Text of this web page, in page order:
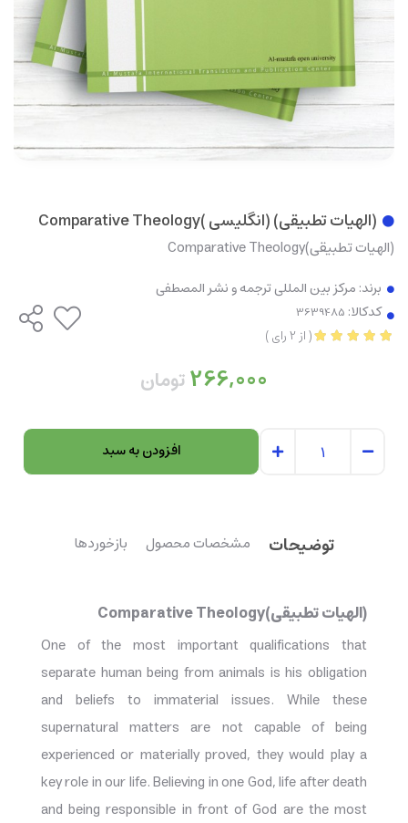
(الهیات تطبیقی) (انگليسی )Comparative Theology
(الهیات تطبیقی)Comparative Theology
برند: مرکز بین المللی ترجمه و نشر المصطفی
کدکالا:
(از2رای)
266,000تومان
افزودن به سبد
توضیحات مشخصات محصول بازخوردها
(الهیات تطبیقی)Comparative Theology
One of the most important qualifications that
separate human being from animals is his obligation
and beliefs to immaterial issues. While these
supernatural matters are not capable of being
experienced or materially proved, they would play a
key role in our life. Believing in one God, life after death
and being responsible in front of God are the most